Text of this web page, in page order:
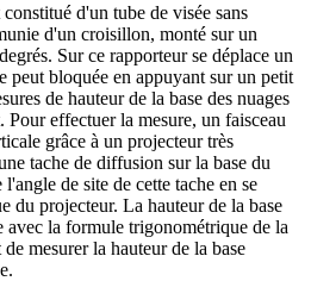
d'un tube de visée sans
d'un croisillon, monté sur un
Sur ce rapporteur se déplace un
peut bloquée en appuyant sur un petit
de hauteur de la base des nuages
effectuer la mesure, un faisceau
grâce à un projecteur très
tache de diffusion sur la base du
de site de cette tache en se
du projecteur. La hauteur de la base
avec la formule trigonométrique de la
mesurer la hauteur de la base